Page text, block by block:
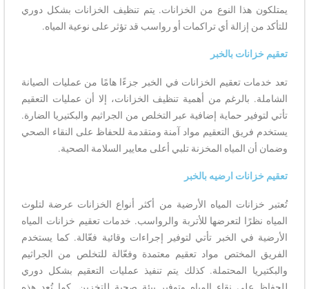
يمتلكون هذا النوع من الخزانات. يتم تنظيف الخزانات بشكل دوري
للتأكد من إزالة أي تراكمات أو رواسب قد تؤثر على نوعية المياه.
تعقيم خزانات بالخبر
تعد خدمات تعقيم الخزانات في الخبر جزءًا هامًا من عمليات الصيانة
الشاملة. بالرغم من أهمية تنظيف الخزانات، إلا أن عمليات التعقيم
تأتي لتوفير حماية إضافية عبر التخلص من الجراثيم والبكتيريا الضارة.
يستخدم فريق التعقيم مواد آمنة ومتقدمة للحفاظ على النقاء الصحي
وضمان أن المياه المخزنة تلبي أعلى معايير السلامة الصحية.
تعقيم خزانات ارضيه بالخبر
تُعتبر خزانات المياه الأرضية من أكثر أنواع الخزانات عرضة لتلوث
المياه نظرًا لتعرضها للأتربة والرواسب. خدمات تعقيم خزانات المياه
الأرضية في الخبر تأتي لتوفير إجراءات وقائية فعّالة. كما يستخدم
الفريق المختص مواد تعقيم معتمدة وفعّالة للتخلص من الجراثيم
والبكتيريا المحتملة. كذلك يتم تنفيذ عمليات التعقيم بشكل دوري
للحفاظ على نقاء المياه وتوفير بيئة صحية للتخزين. كما تُعد هذه